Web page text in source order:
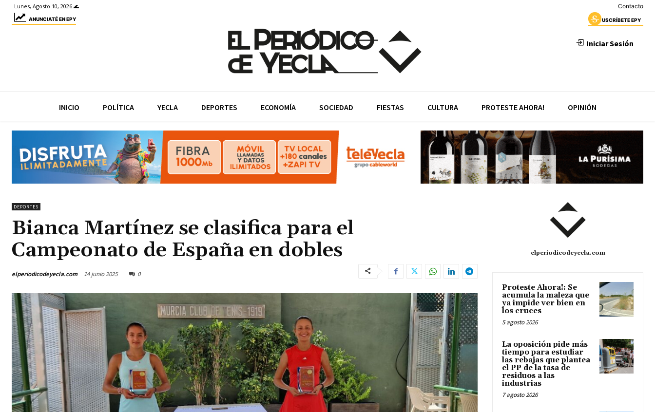
Lunes, Agosto 10, 2026 🌊 Contacto
ANUNCIATÉ EN EPY USCRÍBETE EPY
Iniciar Sesión
INICIO POLÍTICA YECLA DEPORTES ECONOMÍA SOCIEDAD FIESTAS CULTURA PROTESTE AHORA! OPINIÓN
DEPORTES
Bianca Martínez se clasifica para el
Campeonato de España en dobles
elperiodicodeyecla.com 14 junio 2025 0
elperiodicodeyecla.com
Proteste Ahora!: Se
acumula la maleza que
ya impide ver bien en
los cruces
5 agosto 2026
La oposición pide más
tiempo para estudiar
las rebajas que plantea
el PP de la tasa de
residuos a las
industrias
7 agosto 2026